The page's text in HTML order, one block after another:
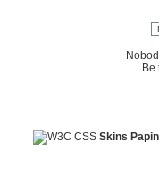
Be
Skins